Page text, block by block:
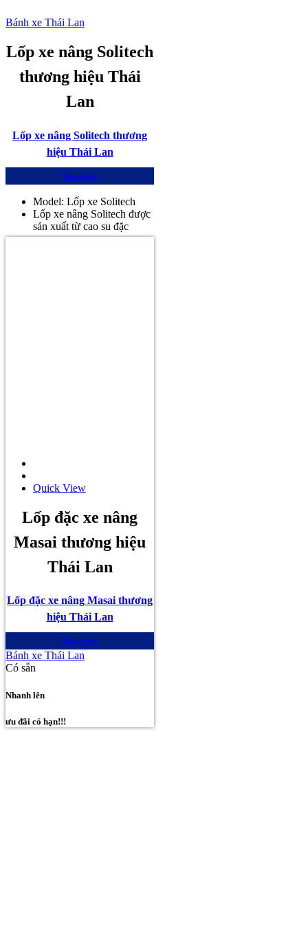
Bánh xe Thái Lan
Lốp xe nâng Solitech
thương hiệu Thái
Lan
Lốp xe nâng Solitech thương
hiệu Thái Lan
Mua ngay
Model: Lốp xe Solitech
Lốp xe nâng Solitech được
sản xuất từ cao su đặc
Quick View
Lốp đặc xe nâng
Masai thương hiệu
Thái Lan
Lốp đặc xe nâng Masai thương
hiệu Thái Lan
Mua ngay
Bánh xe Thái Lan
Có sẵn
Nhanh lên
ưu đãi có hạn!!!